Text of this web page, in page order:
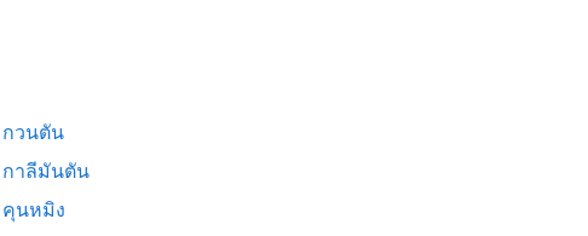
กวนตัน
กาลีมันตัน
คุนหมิง